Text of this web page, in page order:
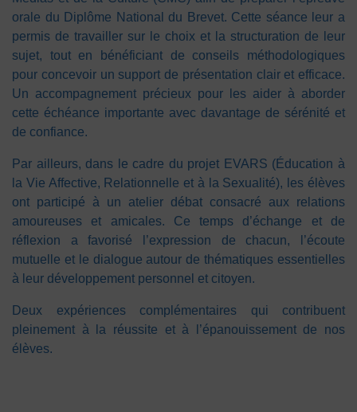
orale du Diplôme National du Brevet. Cette séance leur a
permis de travailler sur le choix et la structuration de leur
sujet, tout en bénéficiant de conseils méthodologiques
pour concevoir un support de présentation clair et efficace.
Un accompagnement précieux pour les aider à aborder
cette échéance importante avec davantage de sérénité et
de confiance.
Par ailleurs, dans le cadre du projet EVARS (Éducation à
la Vie Affective, Relationnelle et à la Sexualité), les élèves
ont participé à un atelier débat consacré aux relations
amoureuses et amicales. Ce temps d’échange et de
réflexion a favorisé l’expression de chacun, l’écoute
mutuelle et le dialogue autour de thématiques essentielles
à leur développement personnel et citoyen.
Deux expériences complémentaires qui contribuent
pleinement à la réussite et à l’épanouissement de nos
élèves.